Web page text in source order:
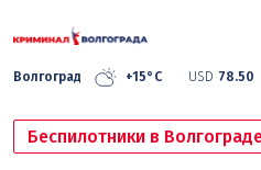
Волгоград +15°C USD 78.50
Беспилотники в